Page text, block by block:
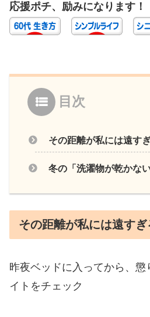
応援ポチ、励みになります！
目次
その距離が私には遠す
冬の「洗濯物が乾かな
その距離が私には遠すぎ
昨夜ベッドに入ってから、
イトをチェック